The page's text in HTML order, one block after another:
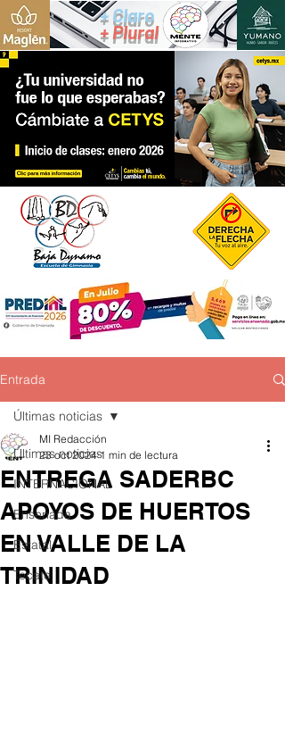
+ Claro
+ Plural
Entrada
Últimas noticias
INTERNACIONAL
Ensenada
Estatal
Tecate
Últimas noticias
ENTREGA SADERBC
APOYOS DE HUERTOS
EN VALLE DE LA
TRINIDAD
MI Redacción
23 oct 2024 1 min de lectura